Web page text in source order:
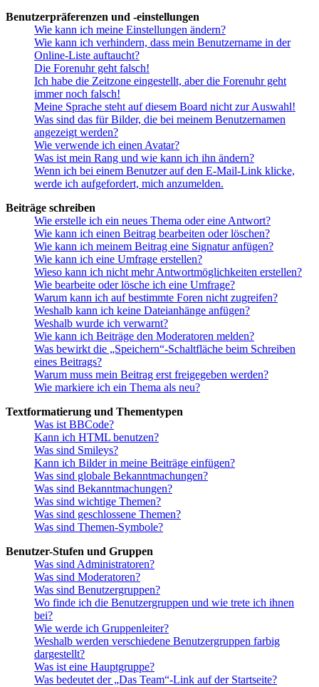
Benutzerpräferenzen und -einstellungen
Wie kann ich meine Einstellungen ändern?
Wie kann ich verhindern, dass mein Benutzername in der
Online-Liste auftaucht?
Die Forenuhr geht falsch!
Ich habe die Zeitzone eingestellt, aber die Forenuhr geht
immer noch falsch!
Meine Sprache steht auf diesem Board nicht zur Auswahl!
Was sind das für Bilder, die bei meinem Benutzernamen
angezeigt werden?
Wie verwende ich einen Avatar?
Was ist mein Rang und wie kann ich ihn ändern?
Wenn ich bei einem Benutzer auf den E-Mail-Link klicke,
werde ich aufgefordert, mich anzumelden.
Beiträge schreiben
Wie erstelle ich ein neues Thema oder eine Antwort?
Wie kann ich einen Beitrag bearbeiten oder löschen?
Wie kann ich meinem Beitrag eine Signatur anfügen?
Wie kann ich eine Umfrage erstellen?
Wieso kann ich nicht mehr Antwortmöglichkeiten erstellen?
Wie bearbeite oder lösche ich eine Umfrage?
Warum kann ich auf bestimmte Foren nicht zugreifen?
Weshalb kann ich keine Dateianhänge anfügen?
Weshalb wurde ich verwarnt?
Wie kann ich Beiträge den Moderatoren melden?
Was bewirkt die „Speichern“-Schaltfläche beim Schreiben
eines Beitrags?
Warum muss mein Beitrag erst freigegeben werden?
Wie markiere ich ein Thema als neu?
Textformatierung und Thementypen
Was ist BBCode?
Kann ich HTML benutzen?
Was sind Smileys?
Kann ich Bilder in meine Beiträge einfügen?
Was sind globale Bekanntmachungen?
Was sind Bekanntmachungen?
Was sind wichtige Themen?
Was sind geschlossene Themen?
Was sind Themen-Symbole?
Benutzer-Stufen und Gruppen
Was sind Administratoren?
Was sind Moderatoren?
Was sind Benutzergruppen?
Wo finde ich die Benutzergruppen und wie trete ich ihnen
bei?
Wie werde ich Gruppenleiter?
Weshalb werden verschiedene Benutzergruppen farbig
dargestellt?
Was ist eine Hauptgruppe?
Was bedeutet der „Das Team“-Link auf der Startseite?